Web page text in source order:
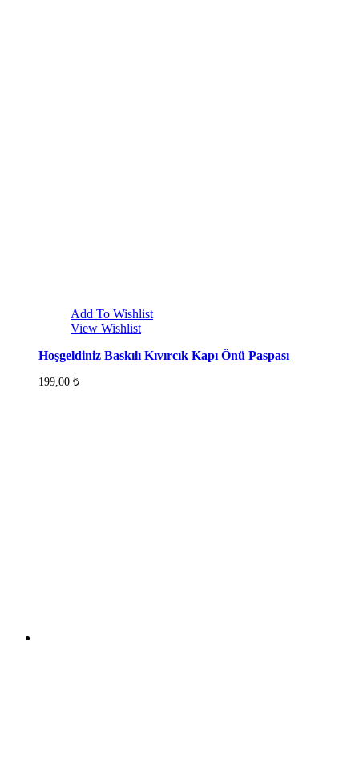
Add To Wishlist
View Wishlist
Hoşgeldiniz Baskılı Kıvırcık Kapı Önü Paspası
199,00 ₺